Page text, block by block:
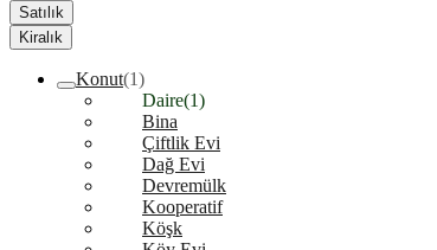
Satılık
Kiralık
Konut(1)
Daire(1)
Bina
Çiftlik Evi
Dağ Evi
Devremülk
Kooperatif
Köşk